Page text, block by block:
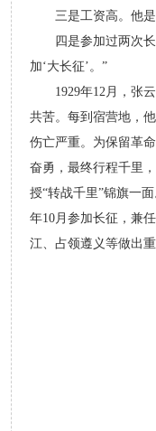
三是工资高。他是
四是参加过两次长
加‘大长征’。”
1929年12月，张云
共苦。每到宿营地，
伤亡严重。为保留革
奋勇，最终行程千里
授“转战千里”锦旗一
年10月参加长征，兼
江、占领遵义等做出重